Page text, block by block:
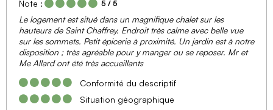
Note :
5 / 5
Le logement est situé dans un magnifique chalet sur les
hauteurs de Saint Chaffrey. Endroit très calme avec belle vue
sur les sommets. Petit épicerie à proximité. Un jardin est à notre
disposition ; très agréable pour y manger ou se reposer. Mr et
Me Allard ont été très accueillants
Conformité du descriptif
Situation géographique